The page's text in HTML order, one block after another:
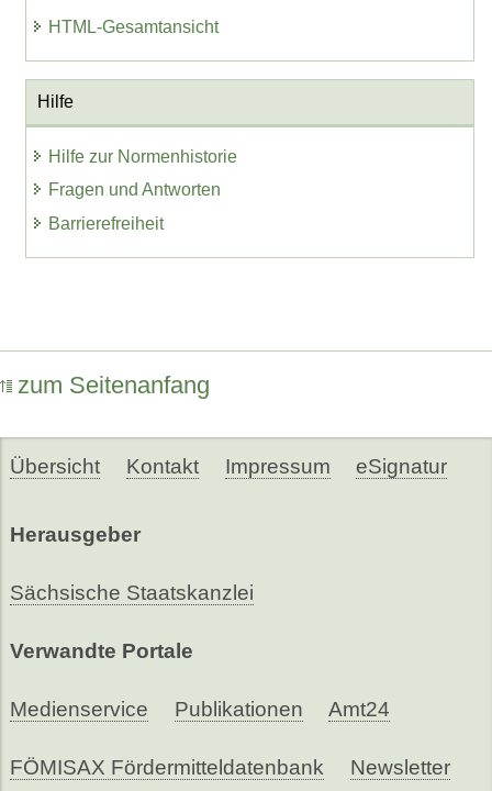
HTML-Gesamtansicht
Hilfe
Hilfe zur Normenhistorie
Fragen und Antworten
Barrierefreiheit
zum Seitenanfang
Übersicht Kontakt Impressum eSignatur
Herausgeber
Sächsische Staatskanzlei
Verwandte Portale
Medienservice Publikationen Amt24
FÖMISAX Fördermitteldatenbank Newsletter